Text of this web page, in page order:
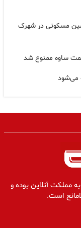
مسکونی در شهرک
سمت ساوه ممنوع شد
مملکت آنلاین بوده و
است.